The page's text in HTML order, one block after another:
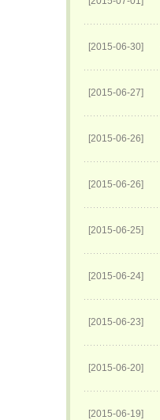
[2015-06-30]
[2015-06-27]
[2015-06-26]
[2015-06-26]
[2015-06-25]
[2015-06-24]
[2015-06-23]
[2015-06-20]
[2015-06-19]